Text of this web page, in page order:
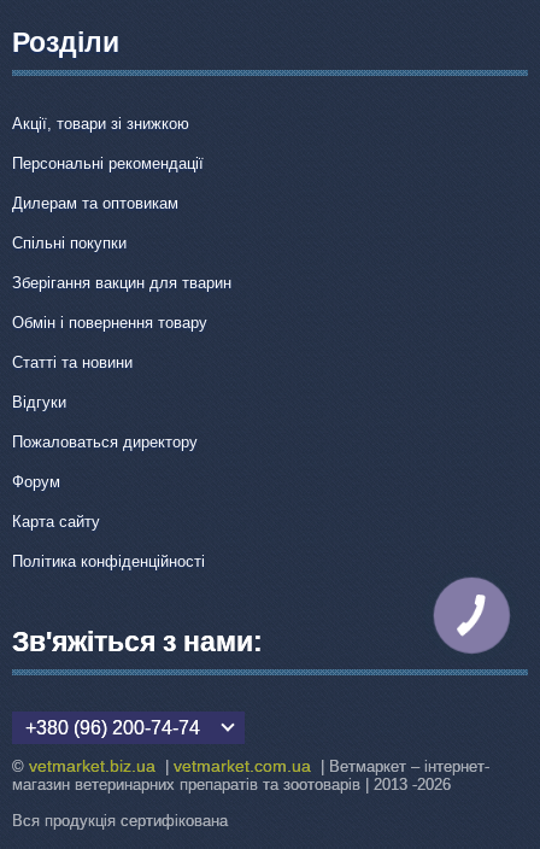
Розділи
Акції, товари зі знижкою
Персональні рекомендації
Дилерам та оптовикам
Спільні покупки
Зберігання вакцин для тварин
Обмін і повернення товару
Статті та новини
Відгуки
Пожаловаться директору
Форум
Карта сайту
Політика конфіденційності
Зв'яжіться з нами:
+380 (96) 200-74-74
© vetmarket.biz.ua vetmarket.com.ua | Ветмаркет – інтернет-
магазин ветеринарних препаратів та зоотоварів | 2013 -2026
Вся продукція сертифікована
КНОПКА
ЗВ'ЯЗКУ